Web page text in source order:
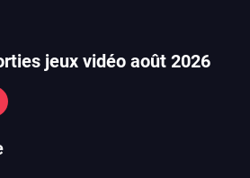
jeux vidéo août 2026